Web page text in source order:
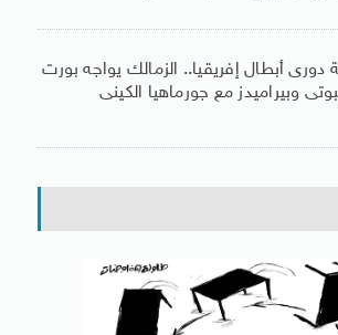
دورى أبطال إفريقيا.. الزمالك يواجه بورت
وبيراميدز مع جورماهيا الكينى